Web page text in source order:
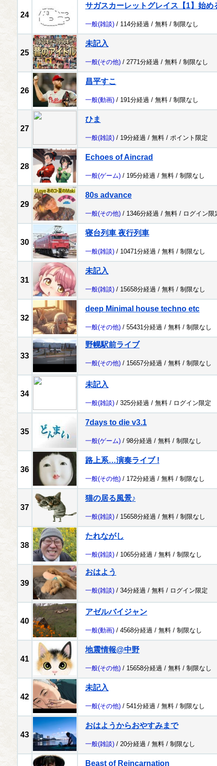
24
サガスカーレットグレイス【1】始め
一般(雑談) / 114分経過 / 無料 / 制限なし
25
未記入
一般(その他) / 2771分経過 / 無料 / 制限なし
26
昌平すこ
一般(動画) / 191分経過 / 無料 / 制限なし
27
ひま
一般(雑談) / 19分経過 / 無料 / ポイント限定
28
Echoes of Aincrad
一般(ゲーム) / 195分経過 / 無料 / 制限なし
29
80s advance
一般(その他) / 1346分経過 / 無料 / ログイン限
30
寝台列車 夜行列車
一般(雑談) / 10471分経過 / 無料 / 制限なし
31
未記入
一般(雑談) / 15658分経過 / 無料 / 制限なし
32
deep Minimal house techno etc
一般(その他) / 55431分経過 / 無料 / 制限なし
33
野幌駅前ライブ
一般(その他) / 15657分経過 / 無料 / 制限なし
34
未記入
一般(雑談) / 325分経過 / 無料 / ログイン限定
35
7days to die v3.1
一般(ゲーム) / 98分経過 / 無料 / 制限なし
36
路上系…演奏ライブ !
一般(その他) / 172分経過 / 無料 / 制限なし
37
猫の居る風景♪
一般(雑談) / 15658分経過 / 無料 / 制限なし
38
たれながし
一般(雑談) / 1065分経過 / 無料 / 制限なし
39
おはよう
一般(雑談) / 34分経過 / 無料 / ログイン限定
40
アゼルバイジャン
一般(動画) / 4568分経過 / 無料 / 制限なし
41
地震情報@中野
一般(その他) / 15658分経過 / 無料 / 制限なし
42
未記入
一般(その他) / 541分経過 / 無料 / 制限なし
43
おはようからおやすみまで
一般(雑談) / 20分経過 / 無料 / 制限なし
Beast of Reincarnation